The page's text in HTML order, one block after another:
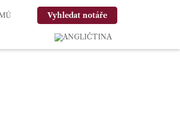
Vyhledat notáře